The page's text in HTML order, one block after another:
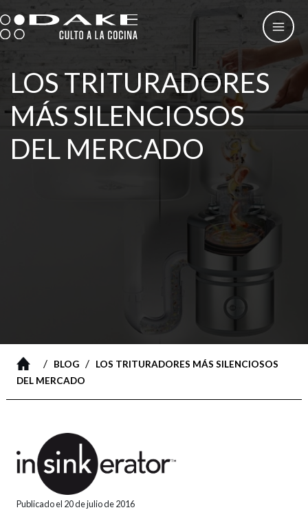
al
contenido
LOS TRITURADORES
MÁS SILENCIOSOS
DEL MERCADO
/ BLOG/
LOS TRITURADORES MÁS SILENCIOSOS
DEL MERCADO
Publicado el 20 de julio de 2016